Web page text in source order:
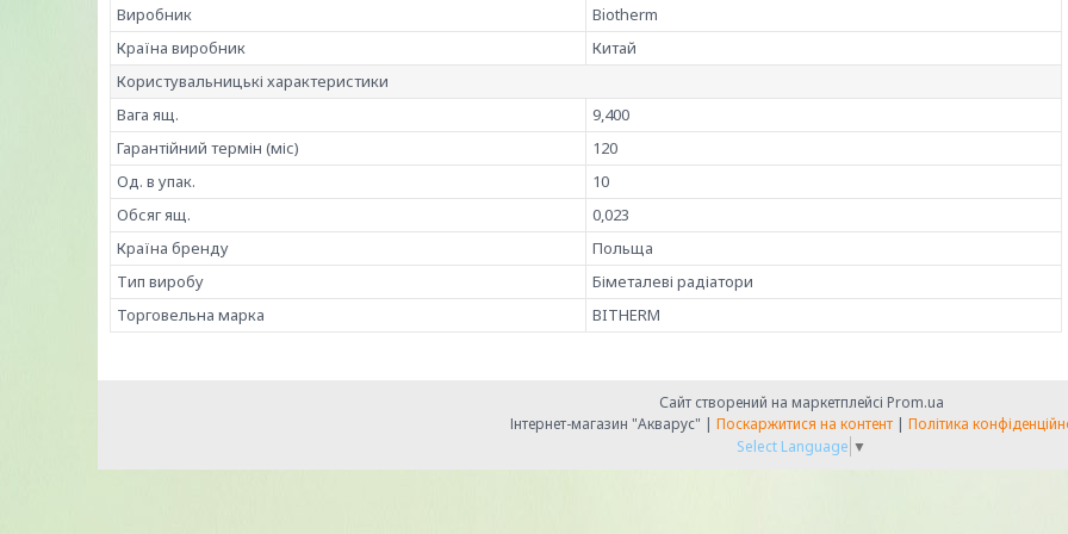
Виробник
Biotherm
Країна виробник
Китай
Користувальницькі характеристики
Вага ящ.
9,400
Гарантійний термін (міс)
120
Од. в упак.
10
Обсяг ящ.
0,023
Країна бренду
Польща
Тип виробу
Біметалеві радіатори
Торговельна марка
BITHERM
Сайт створений на маркетплейсі Prom.ua
Інтернет-магазин "Акварус" | Поскаржитися на контент | Політика
Select Language ▼